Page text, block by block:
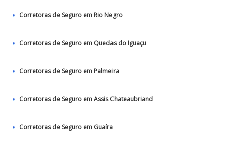
Corretoras de Seguro em Rio Negro
Corretoras de Seguro em Quedas do Iguaçu
Corretoras de Seguro em Palmeira
Corretoras de Seguro em Assis Chateaubriand
Corretoras de Seguro em Guaíra